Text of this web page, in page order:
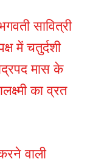
सावित्री
में चतुर्दशी
मास के
का व्रत
वाली